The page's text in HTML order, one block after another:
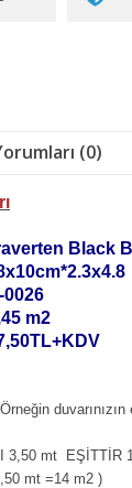
(0)
Black
0026
m2
Örneğin
3,50 mt EŞİTTİR
=14 m2 )